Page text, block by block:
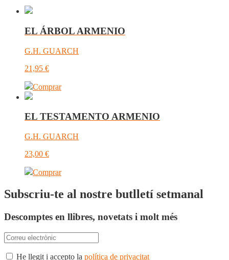
EL ÁRBOL ARMENIO
G.H. GUARCH
21,95 €
Comprar
EL TESTAMENTO ARMENIO
G.H. GUARCH
23,00 €
Comprar
Subscriu-te al nostre butlletí setmanal
Descomptes en llibres, novetats i molt més
He llegit i accepto la política de privacitat